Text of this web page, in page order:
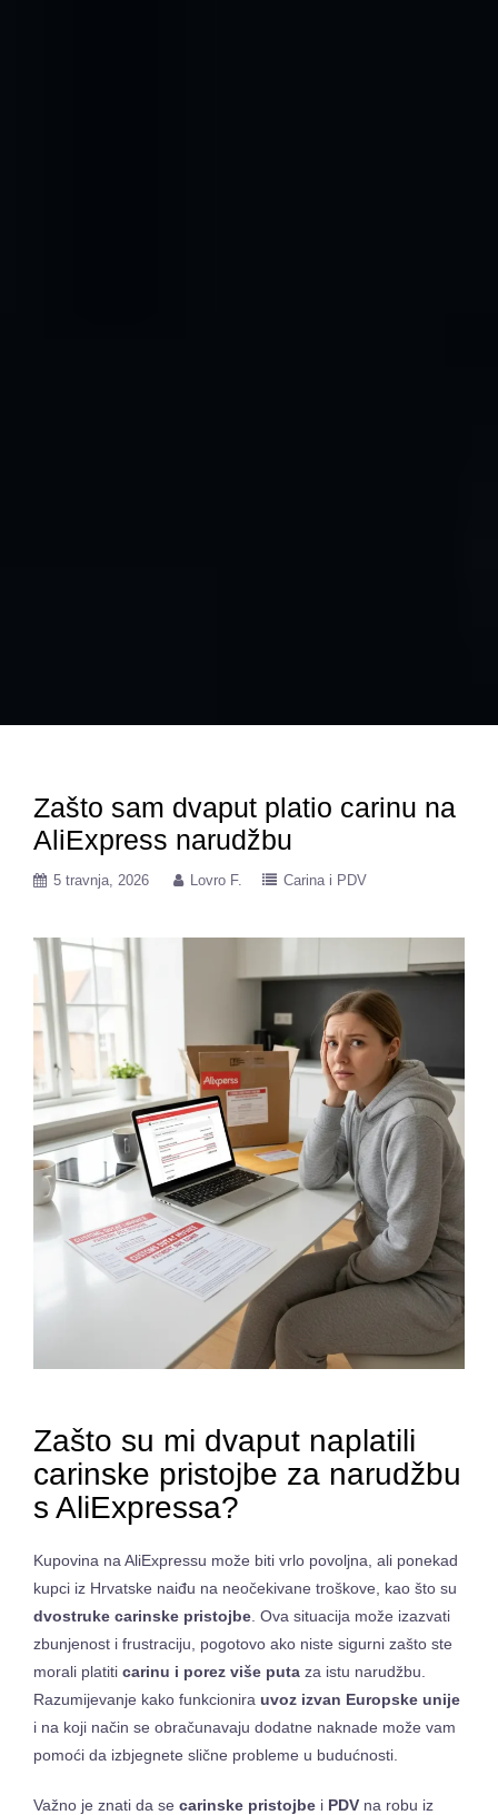
Zašto sam dvaput platio carinu na
AliExpress narudžbu
5 travnja, 2026 Lovro F. Carina i PDV
Zašto su mi dvaput naplatili
carinske pristojbe za narudžbu
s AliExpressa?
Kupovina na AliExpressu može biti vrlo povoljna, ali ponekad
kupci iz Hrvatske naiđu na neočekivane troškove, kao što su
dvostruke carinske pristojbe . Ova situacija može izazvati
zbunjenost i frustraciju, pogotovo ako niste sigurni zašto ste
morali platiti carinu i porez više puta za istu narudžbu.
Razumijevanje kako funkcionira uvoz izvan Europske unije
i na koji način se obračunavaju dodatne naknade može vam
pomoći da izbjegnete slične probleme u budućnosti.
Važno je znati da se carinske pristojbe i PDV na robu iz